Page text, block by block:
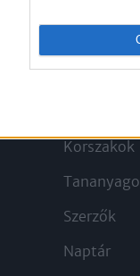
Korszakok
Szerzők
Naptár